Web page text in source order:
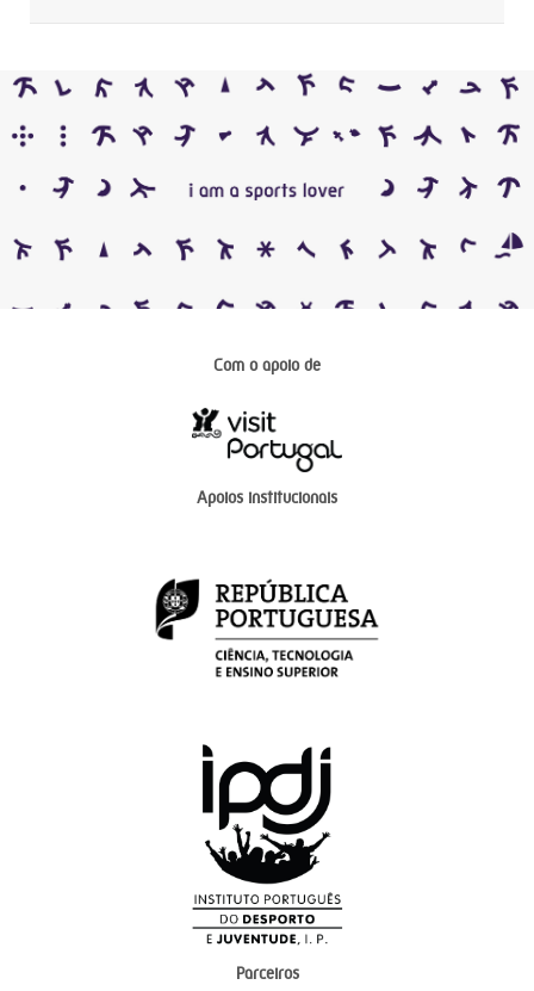
Com o apoio de
Apoios institucionais
Parceiros